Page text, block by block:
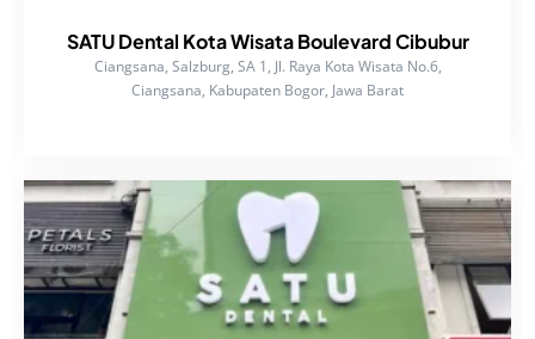
SATU Dental Kota Wisata Boulevard Cibubur
Ciangsana, Salzburg, SA 1, Jl. Raya Kota Wisata No.6,
Ciangsana, Kabupaten Bogor, Jawa Barat